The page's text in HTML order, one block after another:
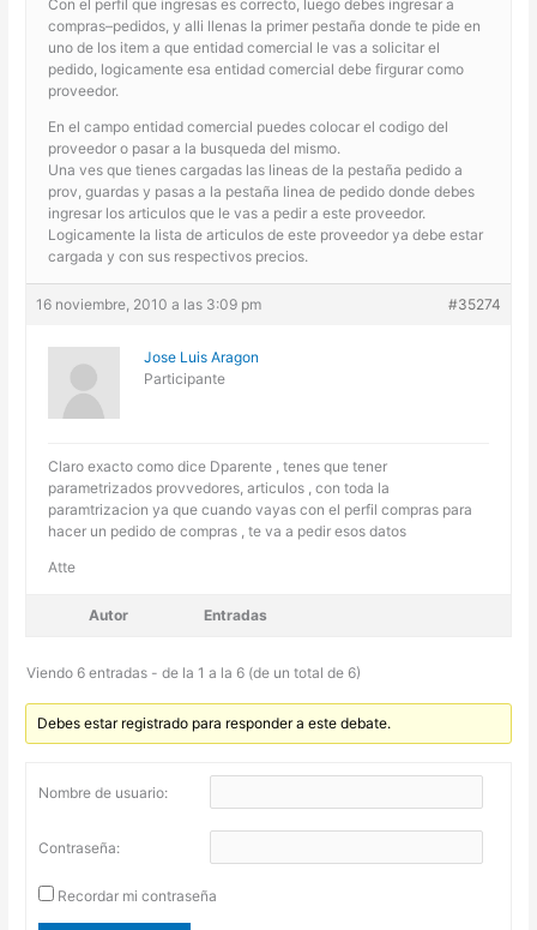
Con el perfil que ingresas es correcto, luego debes ingresar a
compras–pedidos, y alli llenas la primer pestaña donde te pide en
uno de los item a que entidad comercial le vas a solicitar el
pedido, logicamente esa entidad comercial debe firgurar como
proveedor.
En el campo entidad comercial puedes colocar el codigo del
proveedor o pasar a la busqueda del mismo.
Una ves que tienes cargadas las lineas de la pestaña pedido a
prov, guardas y pasas a la pestaña linea de pedido donde debes
ingresar los articulos que le vas a pedir a este proveedor.
Logicamente la lista de articulos de este proveedor ya debe estar
cargada y con sus respectivos precios.
16 noviembre, 2010 a las 3:09 pm #35274
Jose Luis Aragon
Participante
Claro exacto como dice Dparente , tenes que tener
parametrizados provvedores, articulos , con toda la
paramtrizacion ya que cuando vayas con el perfil compras para
hacer un pedido de compras , te va a pedir esos datos
Atte
Autor Entradas
Viendo 6 entradas - de la 1 a la 6 (de un total de 6)
Debes estar registrado para responder a este debate.
Nombre de usuario:
Contraseña:
Recordar mi contraseña